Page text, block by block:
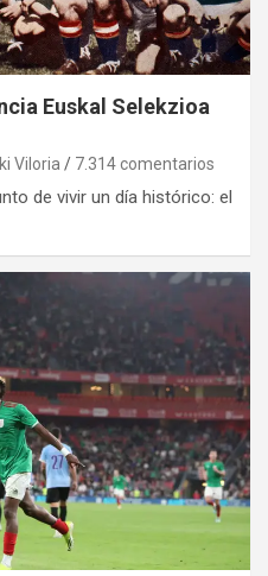
Euskal Selekzioa
Viloria 7.314 comentarios
de vivir un día histórico: el